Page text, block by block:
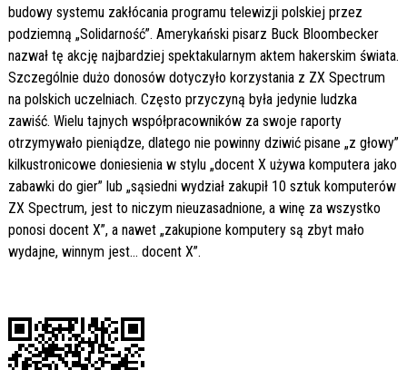
budowy systemu zakłócania programu telewizji polskiej przez
podziemną „Solidarność”. Amerykański pisarz Buck Bloombecker
nazwał tę akcję najbardziej spektakularnym aktem hakerskim świata.
Szczególnie dużo donosów dotyczyło korzystania z ZX Spectrum
na polskich uczelniach. Często przyczyną była jedynie ludzka
zawiść. Wielu tajnych współpracowników za swoje raporty
otrzymywało pieniądze, dlatego nie powinny dziwić pisane „z głowy”
kilkustronicowe doniesienia w stylu „docent X używa komputera jako
zabawki do gier” lub „sąsiedni wydział zakupił 10 sztuk komputerów
ZX Spectrum, jest to niczym nieuzasadnione, a winę za wszystko
ponosi docent X”, a nawet „zakupione komputery są zbyt mało
wydajne, winnym jest… docent X”.